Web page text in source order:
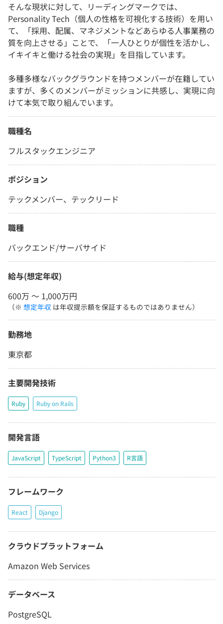
そんな現状に対して、リーディングマークでは、
Personality Tech（個人の性格を可視化する技術）を用い
て、「採用、配属、マネジメントなどあらゆる人事業務の
質を向上させる」ことで、「一人ひとりが個性を活かし、
イキイキと働ける社会の実現」を目指しています。
多種多様なバックグラウンドを持つメンバーが在籍してい
ますが、多くのメンバーがミッションに共感し、実現に向
けて本気で取り組んでいます。
職種名
フルスタックエンジニア
ポジション
テックメンバー、テックリード
職種
バックエンド/サーバサイド
給与(想定年収)
600万 〜 1,000万円
（※ 想定年収 は年収提示額を保証するものではありません）
勤務地
東京都
主要開発技術
Ruby Ruby on Rails
開発言語
JavaScript TypeScript Python3 R言語
フレームワーク
React Django
クラウドプラットフォーム
Amazon Web Services
データベース
PostgreSQL